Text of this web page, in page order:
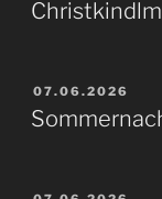
AM
07.06.2026